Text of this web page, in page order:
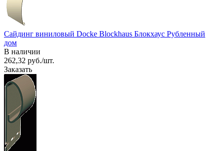
Сайдинг виниловый Docke Blockhaus Блокхаус Рубленный
дом
В наличии
262,32 руб./шт.
Заказать